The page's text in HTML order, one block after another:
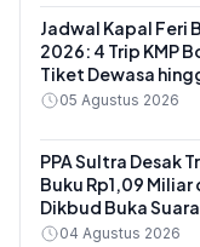
Jadwal Kapal Feri
2026: 4 Trip KMP
Tiket Dewasa
05 Agustus 2026
PPA Sultra Desak
Buku Rp1,09
Dikbud Buka
04 Agustus 2026